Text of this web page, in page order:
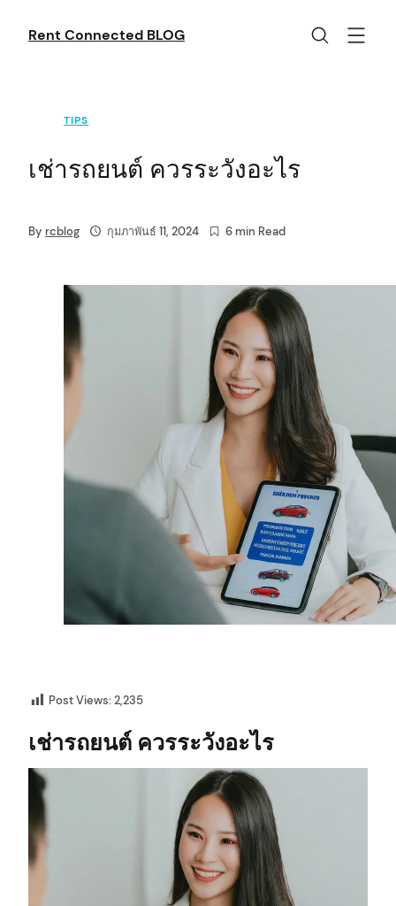
Rent Connected BLOG
TIPS
เช่ารถยนต์ ควรระวังอะไร
By rcblog กุมภาพันธ์ 11, 2024 6 min Read
Post Views:2,235
เช่ารถยนต์ ควรระวังอะไร